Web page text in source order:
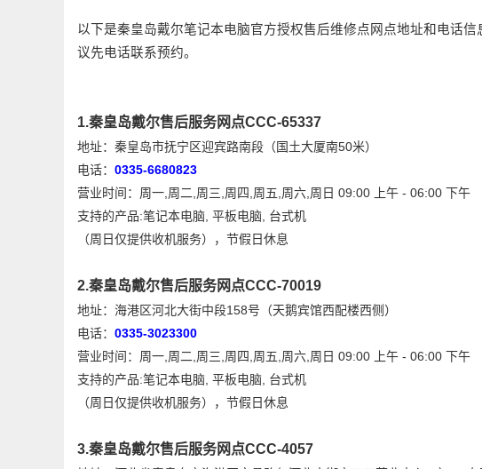
以下是秦皇岛戴尔笔记本电脑官方授权售后维修点网点地址和电话
议先电话联系预约。
1.秦皇岛戴尔售后服务网点CCC-65337
地址：秦皇岛市抚宁区迎宾路南段（国土大厦南50米）
电话： 0335-6680823
营业时间：周一,周二,周三,周四,周五,周六,周日 09:00 上午 - 06:00 下午
支持的产品:笔记本电脑, 平板电脑, 台式机
（周日仅提供收机服务），节假日休息
2.秦皇岛戴尔售后服务网点CCC-70019
地址：海港区河北大街中段158号（天鹅宾馆西配楼西侧）
电话： 0335-3023300
营业时间：周一,周二,周三,周四,周五,周六,周日 09:00 上午 - 06:00 下午
支持的产品:笔记本电脑, 平板电脑, 台式机
（周日仅提供收机服务），节假日休息
3.秦皇岛戴尔售后服务网点CCC-4057